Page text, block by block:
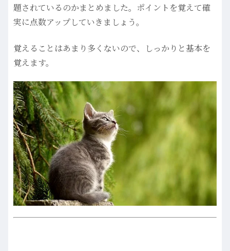
題されているのかまとめました。ポイントを覚えて確
実に点数アップしていきましょう。
覚えることはあまり多くないので、しっかりと基本を
覚えます。